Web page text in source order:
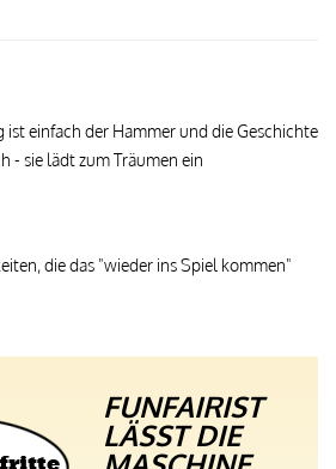
einfach der Hammer und die Geschichte
- sie lädt zum Träumen ein
die das "wieder ins Spiel kommen"
FUNFAIRIST
LÄSST DIE